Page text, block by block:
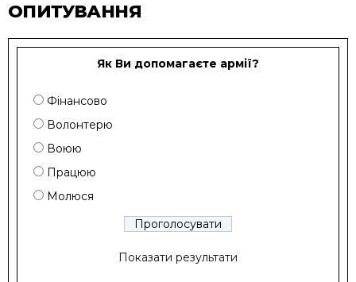
ОПИТУВАННЯ
Як Ви допомагаєте армії?
Фінансово
Волонтерю
Воюю
Працюю
Молюся
Показати результати